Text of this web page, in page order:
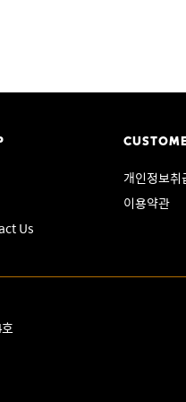
Us
개인정보취
이용약관